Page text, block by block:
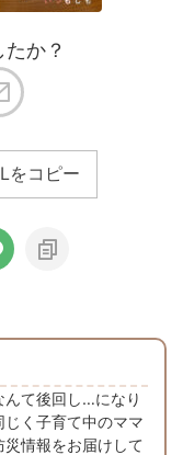
か？
をコピー
んて後回し…になり
く子育て中のママ
情報をお届けして